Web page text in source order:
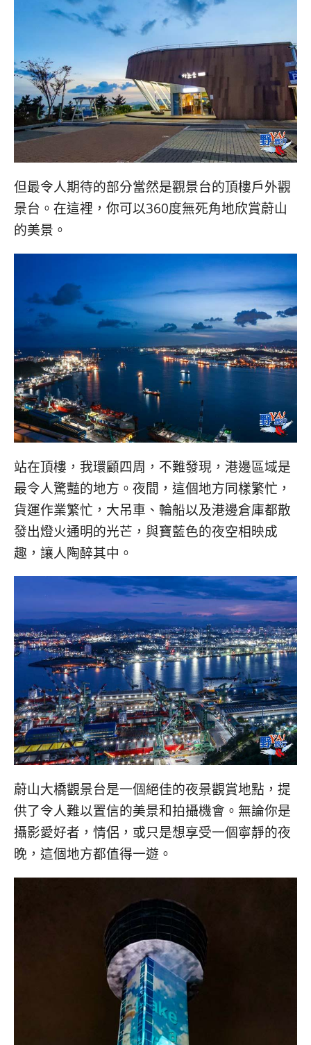
但最令人期待的部分當然是觀景台的頂樓戶外觀
景台。在這裡，你可以360度無死角地欣賞蔚山
的美景。
站在頂樓，我環顧四周，不難發現，港邊區域是
最令人驚豔的地方。夜間，這個地方同樣繁忙，
貨運作業繁忙，大吊車、輪船以及港邊倉庫都散
發出燈火通明的光芒，與寶藍色的夜空相映成
趣，讓人陶醉其中。
蔚山大橋觀景台是一個絕佳的夜景觀賞地點，提
供了令人難以置信的美景和拍攝機會。無論你是
攝影愛好者，情侶，或只是想享受一個寧靜的夜
晚，這個地方都值得一遊。